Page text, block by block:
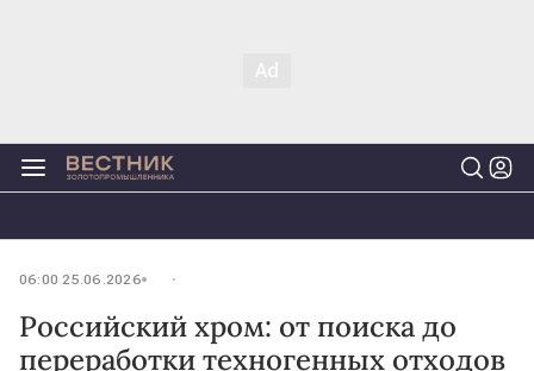
06:00 25.06.2026
Российский хром: от поиска до
переработки техногенных отходов